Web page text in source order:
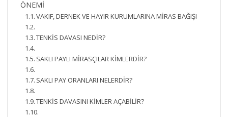
ÖNEMİ
VAKIF, DERNEK VE HAYIR KURUMLARINA MİRAS BAĞIŞI
TENKİS DAVASI NEDİR?
SAKLI PAYLI MİRASÇILAR KİMLERDİR?
SAKLI PAY ORANLARI NELERDİR?
TENKİS DAVASINI KİMLER AÇABİLİR?